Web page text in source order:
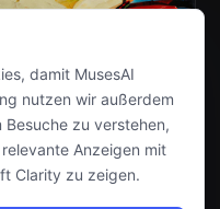
damit MusesAI
nutzen wir außerdem
Besuche zu verstehen,
Anzeigen mit
Clarity zu zeigen.